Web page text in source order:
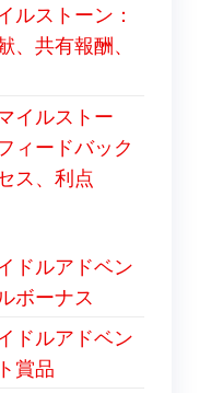
ルストーン：
、共有報酬、
イルストー
ィードバック
ス、利点
ドルアドベン
ボーナス
ドルアドベン
賞品